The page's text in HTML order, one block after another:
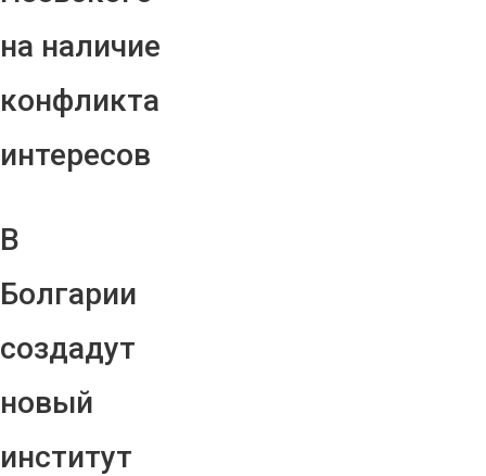
на наличие
конфликта
интересов
В
Болгарии
создадут
новый
институт